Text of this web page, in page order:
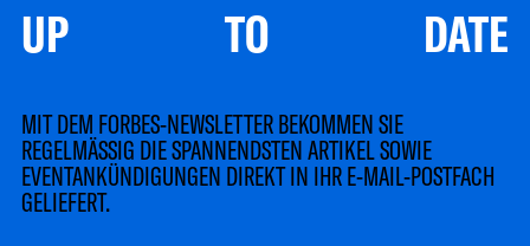
UP TO DATE
MIT DEM FORBES-NEWSLETTER BEKOMMEN SIE
REGELMÄSSIG DIE SPANNENDSTEN ARTIKEL SOWIE
EVENTANKÜNDIGUNGEN DIREKT IN IHR E-MAIL-POSTFACH
GELIEFERT.